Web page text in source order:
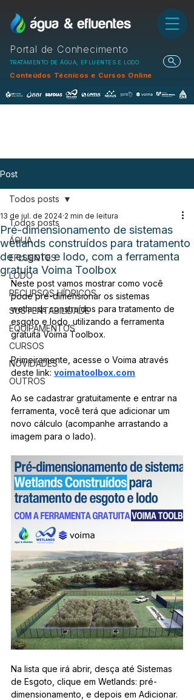
Portal de Conhecimento
TRATAMENTO DE ÁGUA, EFLUENTES E LODO
Conteúdos Técnicos e Cursos Online
Post
Todos posts
ÁGUA
EFLUENTES
LODO
RECURSOS HÍDRICOS
SUSTENTABILIDADE
EQUIPAMENTOS
CURSOS
NOVIDADES
OUTROS
Todos posts
Pré-dimensionamento de sistemas
wetlands construídos para tratamento
de esgoto e lodo, com a ferramenta
gratuita Voima Toolbox
13 de jul. de 2024 2 min de leitura
Neste post vamos mostrar como você
pode pré-dimensionar os sistemas
wetlands construídos para tratamento de
esgoto e lodo, utilizando a ferramenta
gratuita Voima Toolbox.
Primeiramente, acesse o Voima através
deste link: voimatoolbox.com
Ao se cadastrar gratuitamente e entrar na
ferramenta, você terá que adicionar um
novo cálculo (acompanhe arrastando a
imagem para o lado).
Na lista que irá abrir, desça até Sistemas
de Esgoto, clique em Wetlands: pré-
dimensionamento, e depois em Adicionar.